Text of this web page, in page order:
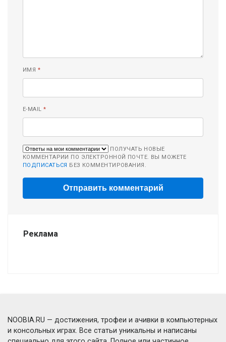
ИМЯ *
E-MAIL*
ПОЛУЧАТЬ НОВЫЕ
КОММЕНТАРИИ ПО ЭЛЕКТРОННОЙ ПОЧТЕ. ВЫ МОЖЕТЕ
ПОДПИСАТЬСЯ БЕЗ КОММЕНТИРОВАНИЯ.
Реклама
NOOBIA.RU — достижения, трофеи и ачивки в компьютерных
и консольных играх. Все статьи уникальны и написаны